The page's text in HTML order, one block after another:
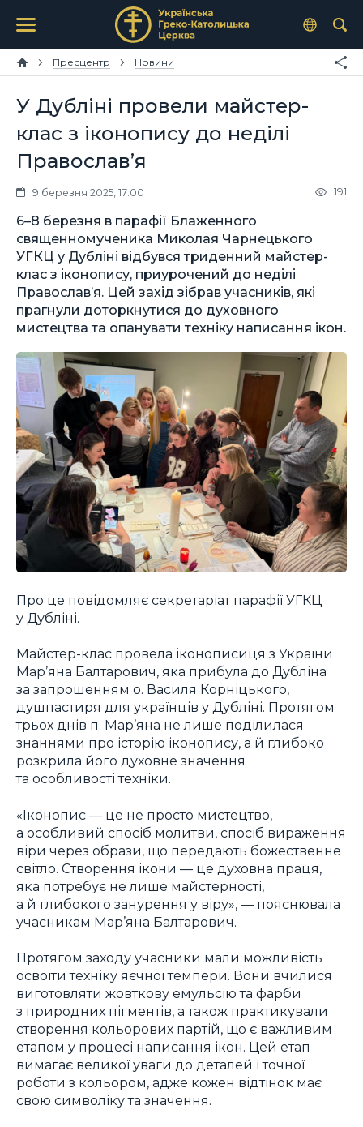
Пресцентр Новини
У Дубліні провели майстер-
клас з іконопису до неділі
Православ’я
9 березня 2025, 17:00 191
6–8 березня в парафії Блаженного
священномученика Миколая Чарнецького
УГКЦ у Дубліні відбувся триденний майстер-
клас з іконопису, приурочений до неділі
Православ’я. Цей захід зібрав учасників, які
прагнули доторкнутися до духовного
мистецтва та опанувати техніку написання ікон.
Про це повідомляє секретаріат парафії УГКЦ
у Дубліні.
Майстер-клас провела іконописиця з України
Мар’яна Балтарович, яка прибула до Дубліна
за запрошенням о. Василя Корніцького,
душпастиря для українців у Дубліні. Протягом
трьох днів п. Мар’яна не лише поділилася
знаннями про історію іконопису, а й глибоко
розкрила його духовне значення
та особливості техніки.
«Іконопис — це не просто мистецтво,
а особливий спосіб молитви, спосіб вираження
віри через образи, що передають божественне
світло. Створення ікони — це духовна праця,
яка потребує не лише майстерності,
а й глибокого занурення у віру», — пояснювала
учасникам Мар’яна Балтарович.
Протягом заходу учасники мали можливість
освоїти техніку яєчної темпери. Вони вчилися
виготовляти жовткову емульсію та фарби
з природних пігментів, а також практикували
створення кольорових партій, що є важливим
етапом у процесі написання ікон. Цей етап
вимагає великої уваги до деталей і точної
роботи з кольором, адже кожен відтінок має
свою символіку та значення.